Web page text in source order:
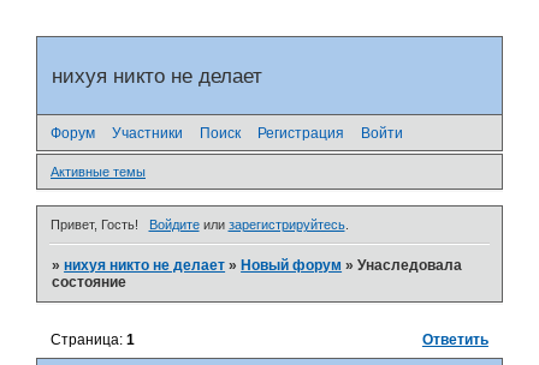
нихуя никто не делает
Форум Участники Поиск Регистрация Войти
Активные темы
Привет, Гость! Войдитеили зарегистрируйтесь.
»нихуя никто не делает »Новый форум »Унаследовала
состояние
Страница:1 Ответить